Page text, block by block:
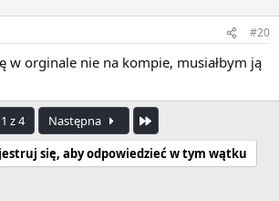
#20
w orginale nie na kompie, musiałbym ją
1 z 4 Następna
się, aby odpowiedzieć w tym wątku